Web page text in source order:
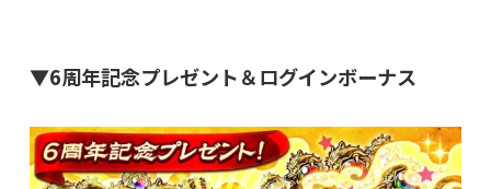
▼6周年記念プレゼント＆ログインボーナス